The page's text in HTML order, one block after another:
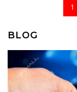
1
BLOG